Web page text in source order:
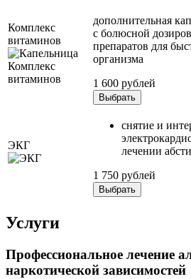
Комплекс
витаминов
дополнительная
с болюсной
препаратов для
организма
1 600 рублей
Выбрать
ЭКГ
снятие и
лечении
1 750 рублей
Выбрать
Услуги
Профессиональное лечение
наркотической зависимостей